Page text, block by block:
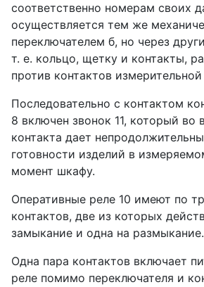
соответственно номерам своих
осуществляется тем же
переключателем б, но через
т. е. кольцо, щетку и контакты,
против контактов
Последовательно с контактом
8 включен звонок 11, который во
контакта дает
готовности изделий в
момент шкафу.
Оперативные реле 10 имеют по
контактов, две из которых
замыкание и одна на размыкание.
Одна пара контактов включает
реле помимо переключателя и